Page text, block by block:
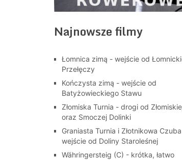
Najnowsze filmy
Łomnica zimą - wejście od
Przełęczy
Kończysta zimą - wejście od
Batyżowieckiego Stawu
Złomiska Turnia - drogi od
oraz Smoczej Dolinki
Graniasta Turnia i Złotnikowa
wejście od Doliny Staroleśnej
Währingersteig (C) - krótka, łatwo